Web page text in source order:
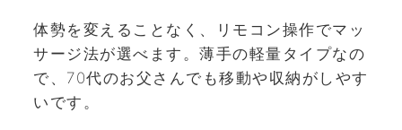
体勢を変えることなく、リモコン操作でマッ
サージ法が選べます。薄手の軽量タイプなの
で、70代のお父さんでも移動や収納がしやす
いです。